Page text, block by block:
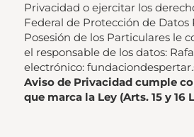
Privacidad o ejercitar los
Federal de Protección de Datos
Posesión de los Particulares le
el responsable de los datos:
electrónico:
Aviso de Privacidad cumple
que marca la Ley (Arts. 15 y 16